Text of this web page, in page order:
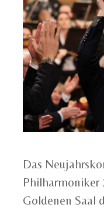
Das
Philharmoniker
Goldenen Saal